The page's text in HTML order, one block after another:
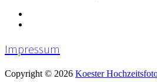
Impressum
Copyright © 2026 Koester